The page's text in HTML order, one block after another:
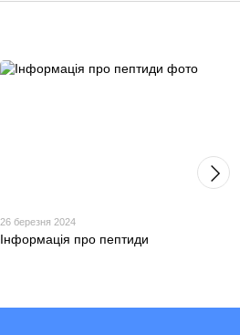
26 березня 2024
Інформація про пептиди